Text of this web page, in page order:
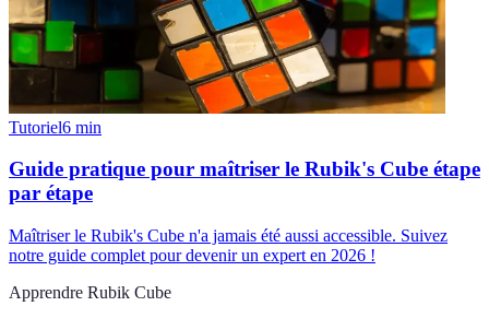
Tutoriel6 min
Guide pratique pour maîtriser le Rubik's Cube étape
par étape
Maîtriser le Rubik's Cube n'a jamais été aussi accessible. Suivez
notre guide complet pour devenir un expert en 2026 !
Apprendre Rubik Cube